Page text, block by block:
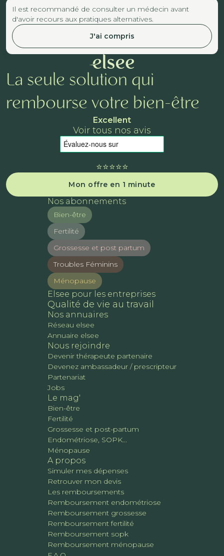
Il est recommandé de consulter un médecin avant
d'avoir recours aux pratiques alternatives.
J'ai compris
La seule solution qui
rembourse votre bien-être
Excellent
Voir tous nos avis
⭐️⭐️⭐️⭐️⭐️
Mon offre en 1 minute
Nos abonnements
Bien-être
Fertilité
Grossesse et post partum
Troubles Féminins
Ménopause
Elsee pour les entreprises
Qualité de vie au travail
Nos annuaires
Réseau elsee
Annuaire elsee
Nous rejoindre
Devenir thérapeute partenaire
Devenez ambassadeur / prescripteur
Partenariat
Jobs
Le mag'
Bien-être
Fertilité
Grossesse et post-partum
Endométriose, SOPK...
Ménopause
A propos
Simuler mes dépenses
Retrouver mon devis
Les remboursements
Remboursement endométriose
Remboursement grossesse
Remboursement fertilité
Remboursement sopk
Remboursement ménopause